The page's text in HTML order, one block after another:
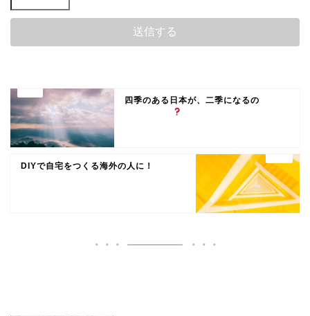
四季のある日本が、二季になるの
DIYで自宅をつくる海外の人に！